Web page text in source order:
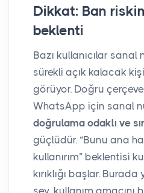
Dikkat: Ban
beklenti
Bazı kullanıcılar sanal
sürekli açık kalacak
görüyor. Doğru
WhatsApp için sanal
doğrulama odaklı ve
güçlüdür. “Bunu ana
kullanırım” beklentisi
kırıklığı başlar. Burada
şey, kullanım